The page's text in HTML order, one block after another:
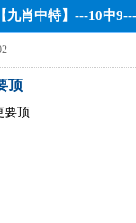
肖中特】---10中
顶
要顶